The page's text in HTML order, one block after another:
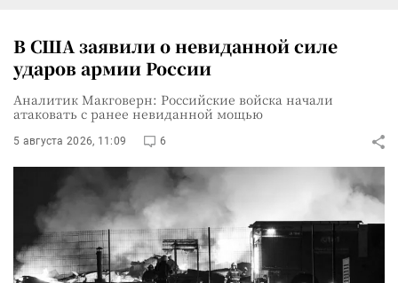
В США заявили о невиданной силе
ударов армии России
Аналитик Макговерн: Российские войска начали
атаковать с ранее невиданной мощью
5 августа 2026, 11:09 6